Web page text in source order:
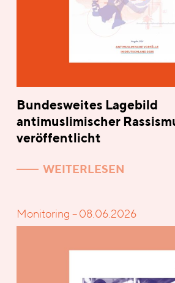
Bundesweites Lagebild
antimuslimischer
veröffentlicht
WEITERLESEN
Monitoring – 08.06.2026